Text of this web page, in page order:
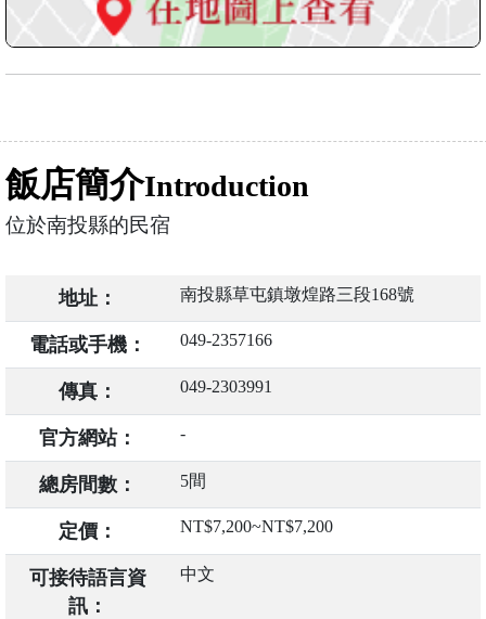
飯店簡介Introduction
位於南投縣的民宿
地址： 南投縣草屯鎮墩煌路三段168號
電話或手機： 049-2357166
傳真： 049-2303991
官方網站： -
總房間數： 5間
定價： NT$7,200~NT$7,200
可接待語言資
訊：
中文